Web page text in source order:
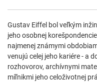
Gustav Eiffel bol veľkým
jeho osobnej
najmenej známymi
venujú celej jeho kariére - a
rozhovorov, archívnymi
míľnikmi jeho celoživotnej